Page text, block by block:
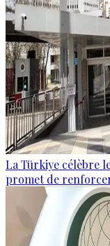
La Türkiye célèbre
promet de